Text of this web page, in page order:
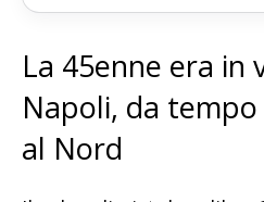
La 45enne era in
Napoli, da
al Nord